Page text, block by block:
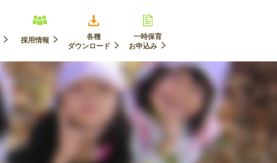
採用情報
各種
ダウンロード
一時保育
お申込み